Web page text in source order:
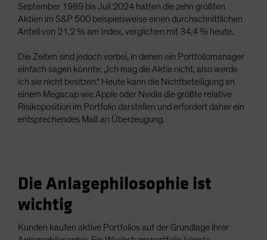
September 1989 bis Juli 2024 hatten die zehn größten
Aktien im S&P 500 beispielsweise einen durchschnittlichen
Anteil von 21,2 % am Index, verglichen mit 34,4 % heute.
Die Zeiten sind jedoch vorbei, in denen ein Portfoliomanager
einfach sagen konnte: „Ich mag die Aktie nicht, also werde
ich sie nicht besitzen.“ Heute kann die Nichtbeteiligung an
einem Megacap wie Apple oder Nvidia die größte relative
Risikoposition im Portfolio darstellen und erfordert daher ein
entsprechendes Maß an Überzeugung.
Die Anlagephilosophie ist
wichtig
Kunden kaufen aktive Portfolios auf der Grundlage ihrer